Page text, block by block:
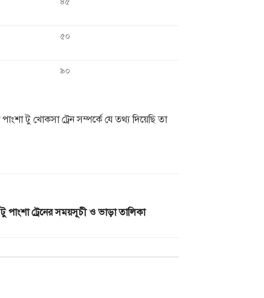
৫০
৯০
টু খোকসা ট্রেন সম্পর্কে যে তথ্য দিয়েছি তা
পাংশা ট্রেনের সময়সূচী ও ভাড়া তালিকা